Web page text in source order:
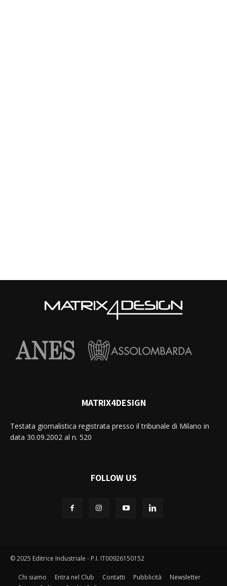
MATRIX4DESIGN
Testata giornalistica registrata presso il tribunale di Milano in
data 30.09.2002 al n. 520
FOLLOW US
© 2025 Editrice Industriale - P.I. IT00926150152
Chi siamo Entra nel Club Contatti Pubblicità
Newsletter